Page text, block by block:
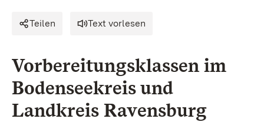
Teilen Text vorlesen
Vorbereitungsklassen im
Bodenseekreis und
Landkreis Ravensburg